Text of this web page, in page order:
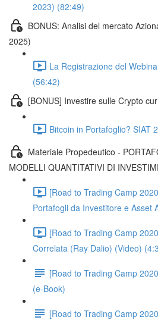
2023) (82:49)
BONUS: Analisi del mercato
2025)
La Registrazione del
(56:42)
[BONUS] Investire sulle Crypto
Bitcoin in Portafoglio? SIAT
Materiale Propedeutico -
MODELLI QUANTITATIVI DI
[Road to Trading Camp
Portafogli da Investitore e Asset
[Road to Trading Camp
Correlata (Ray Dalio) (Video)
[Road to Trading Camp
(e-Book)
[Road to Trading Camp